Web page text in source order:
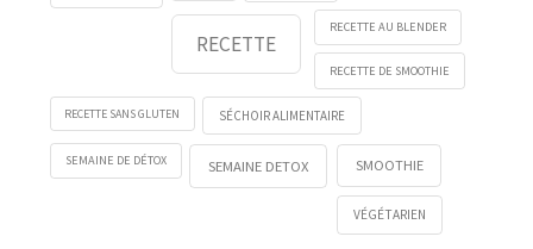
RECETTE
RECETTE AU BLENDER
RECETTE DE SMOOTHIE
RECETTE SANS GLUTEN SÉCHOIR ALIMENTAIRE
SEMAINE DE DÉTOX SEMAINE DETOX SMOOTHIE
VÉGÉTARIEN